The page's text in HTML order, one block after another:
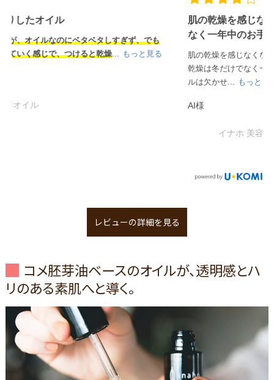
肌の乾燥を感じなくなりました。 乾燥は冬だけで
なく一年中のお手入れが...
もっと見る
肌の乾燥を感じなくなりました。
乾燥は冬だけでなく一年中のお手入れが必要と聞いたのでオイ
AI様
レビューの詳細を見る
コメ胚芽油ベースのオイルが、透明感とハ
リのある素肌へと導く。